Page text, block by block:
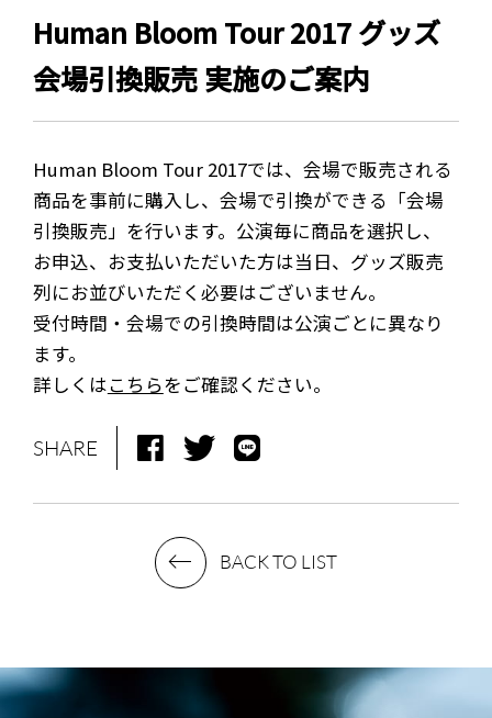
ARCHIVES
WIMP'S REPO
Human Bloom Tour 2017 グッズ
会場引換販売 実施のご案内
Human Bloom Tour 2017では、会場で販売される
商品を事前に購入し、会場で引換ができる「会場
引換販売」を行います。公演毎に商品を選択し、
お申込、お支払いただいた方は当日、グッズ販売
列にお並びいただく必要はございません。
受付時間・会場での引換時間は公演ごとに異なり
ます。
詳しくはこちらをご確認ください。
SHARE
BACK TO LIST